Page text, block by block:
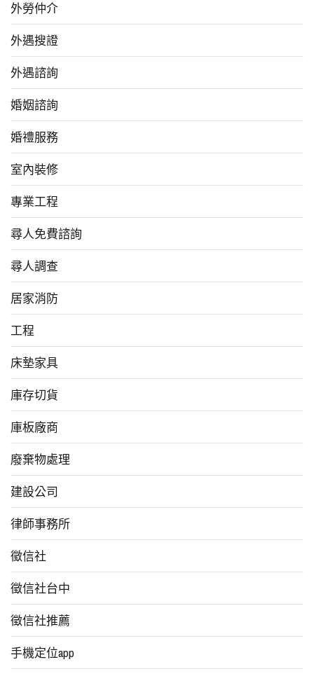
外勞仲介
外遇搜證
外遇諮詢
婚姻諮詢
婚禮服務
室內裝修
專業工程
尋人免費諮詢
尋人調查
居家消防
工程
床墊家具
庫存切貨
庫板廠商
廢棄物處理
建設公司
律師事務所
徵信社
徵信社台中
徵信社推薦
手機定位app